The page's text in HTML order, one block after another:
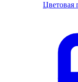
Цветовая